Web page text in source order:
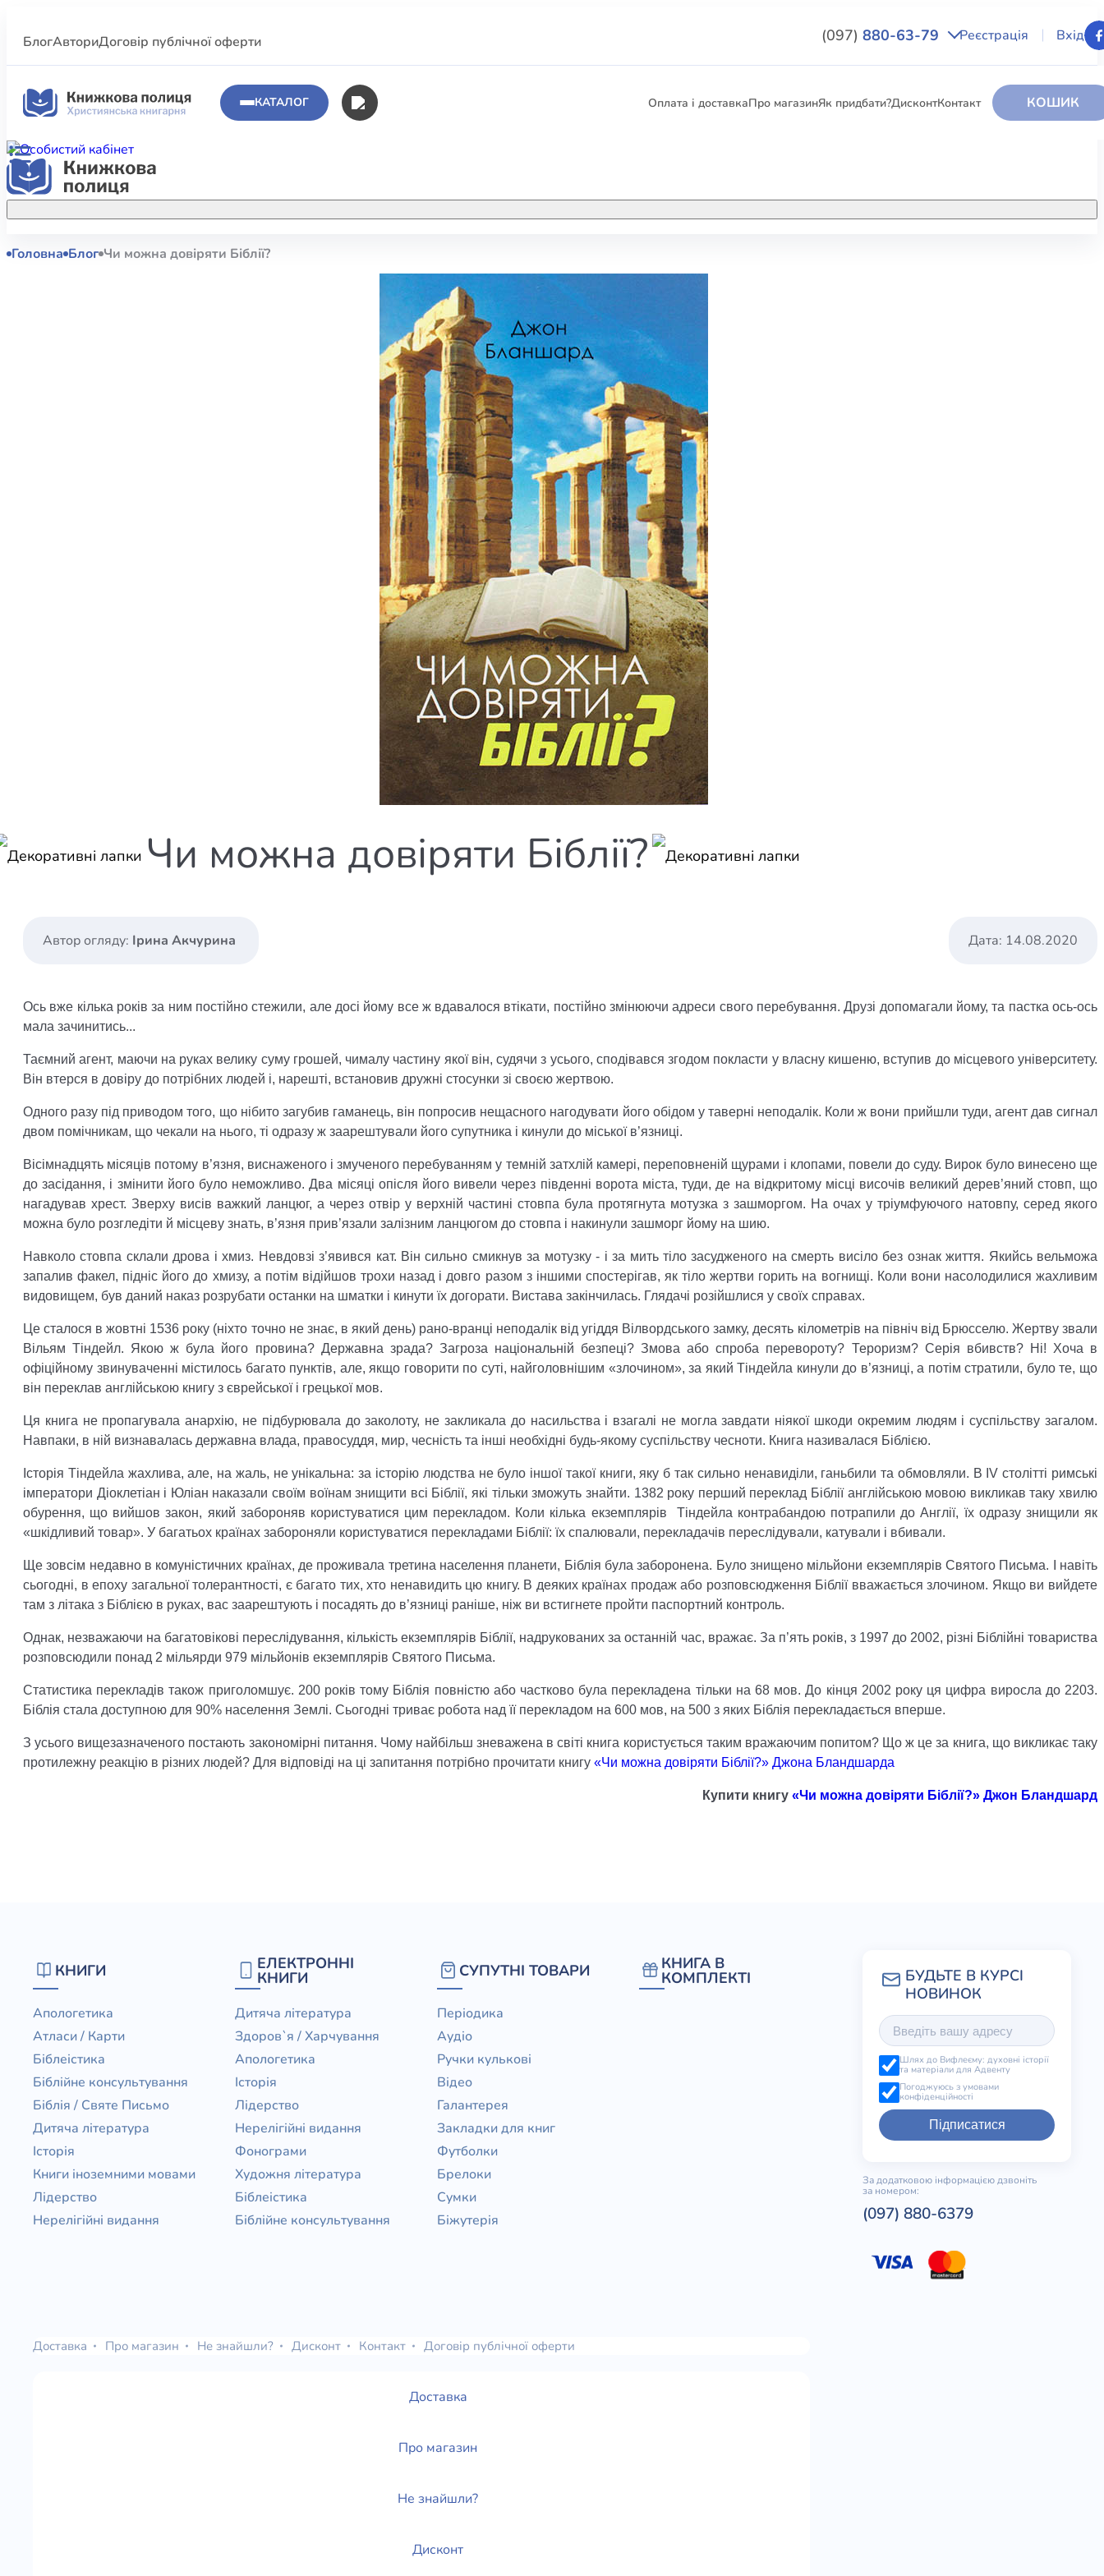
БлогАвториДоговір публічної оферти (097) 880-63-79 Реєстрація Вхід
КАТАЛОГ Оплата і доставкаПро магазинЯк придбати?ДисконтКонтакт КОШИК
Акційні пропозиції
КНИГИ
Атласи / Карти
Біблійне консультування
Біблія / Святе Письмо
Дитяча література
Книги іноземними мовами
Лідерство
Нерелігійні видання
Церковні традиції
Служіння Церкви
Публіцистика
Богослів`я
Шлюб і сім`я
Здоров`я / Харчування
Огляд релігій
ЕЛЕКТРОННІ КНИГИ
КНИГА В КОМПЛЕКТІ
Головна Блог Чи можна довіряти Біблії?
Чи можна довіряти Біблії?
Автор огляду: Ірина Акчурина Дата: 14.08.2020
Ось вже кілька років за ним постійно стежили, але досі йому все ж вдавалося втікати, постійно змінюючи адреси свого перебування. Друзі допомагали йому, та пастка ось-ось
мала зачинитись...
Таємний агент, маючи на руках велику суму грошей, чималу частину якої він, судячи з усього, сподівався згодом покласти у власну кишеню, вступив до місцевого університету.
Він втерся в довіру до потрібних людей і, нарешті, встановив дружні стосунки зі своєю жертвою.
Одного разу під приводом того, що нібито загубив гаманець, він попросив нещасного нагодувати його обідом у таверні неподалік. Коли ж вони прийшли туди, агент дав сигнал
двом помічникам, що чекали на нього, ті одразу ж заарештували його супутника і кинули до міської в’язниці.
Вісімнадцять місяців потому в’язня, виснаженого і змученого перебуванням у темній затхлій камері, переповненій щурами і клопами, повели до суду. Вирок було винесено ще
до засідання, і змінити його було неможливо. Два місяці опісля його вивели через південні ворота міста, туди, де на відкритому місці височів великий дерев’яний стовп, що
нагадував хрест. Зверху висів важкий ланцюг, а через отвір у верхній частині стовпа була протягнута мотузка з зашморгом. На очах у тріумфуючого натовпу, серед якого
можна було розгледіти й місцеву знать, в’язня прив’язали залізним ланцюгом до стовпа і накинули зашморг йому на шию.
Навколо стовпа склали дрова і хмиз. Невдовзі з’явився кат. Він сильно смикнув за мотузку - і за мить тіло засудженого на смерть висіло без ознак життя. Якийсь вельможа
запалив факел, підніс його до хмизу, а потім відійшов трохи назад і довго разом з іншими спостерігав, як тіло жертви горить на вогнищі. Коли вони насолодилися жахливим
видовищем, був даний наказ розрубати останки на шматки і кинути їх догорати. Вистава закінчилась. Глядачі розійшлися у своїх справах.
Це сталося в жовтні 1536 року (ніхто точно не знає, в який день) рано-вранці неподалік від угіддя Вілвордського замку, десять кілометрів на північ від Брюсселю. Жертву звали
Вільям Тіндейл. Якою ж була його провина? Державна зрада? Загроза національній безпеці? Змова або спроба перевороту? Тероризм? Серія вбивств? Ні! Хоча в
офіційному звинуваченні містилось багато пунктів, але, якщо говорити по суті, найголовнішим «злочином», за який Тіндейла кинули до в’язниці, а потім стратили, було те, що
він переклав англійською книгу з єврейської і грецької мов.
Ця книга не пропагувала анархію, не підбурювала до заколоту, не закликала до насильства і взагалі не могла завдати ніякої шкоди окремим людям і суспільству загалом.
Навпаки, в ній визнавалась державна влада, правосуддя, мир, чесність та інші необхідні будь-якому суспільству чесноти. Книга називалася Біблією.
Історія Тіндейла жахлива, але, на жаль, не унікальна: за історію людства не було іншої такої книги, яку б так сильно ненавиділи, ганьбили та обмовляли. В IV столітті римські
імператори Діоклетіан і Юліан наказали своїм воїнам знищити всі Біблії, які тільки зможуть знайти. 1382 року перший переклад Біблії англійською мовою викликав таку хвилю
обурення, що вийшов закон, який забороняв користуватися цим перекладом. Коли кілька екземплярів Тіндейла контрабандою потрапили до Англії, їх одразу знищили як
«шкідливий товар». У багатьох країнах забороняли користуватися перекладами Біблії: їх спалювали, перекладачів переслідували, катували і вбивали.
Ще зовсім недавно в комуністичних країнах, де проживала третина населення планети, Біблія була заборонена. Було знищено мільйони екземплярів Святого Письма. І навіть
сьогодні, в епоху загальної толерантності, є багато тих, хто ненавидить цю книгу. В деяких країнах продаж або розповсюдження Біблії вважається злочином. Якщо ви вийдете
там з літака з Біблією в руках, вас заарештують і посадять до в’язниці раніше, ніж ви встигнете пройти паспортний контроль.
Однак, незважаючи на багатовікові переслідування, кількість екземплярів Біблії, надрукованих за останній час, вражає. За п’ять років, з 1997 до 2002, різні Біблійні товариства
розповсюдили понад 2 мільярди 979 мільйонів екземплярів Святого Письма.
Статистика перекладів також приголомшує. 200 років тому Біблія повністю або частково була перекладена тільки на 68 мов. До кінця 2002 року ця цифра виросла до 2203.
Біблія стала доступною для 90% населення Землі. Сьогодні триває робота над її перекладом на 600 мов, на 500 з яких Біблія перекладається вперше.
З усього вищезазначеного постають закономірні питання. Чому найбільш зневажена в світі книга користується таким вражаючим попитом? Що ж це за книга, що викликає таку
протилежну реакцію в різних людей? Для відповіді на ці запитання потрібно прочитати книгу «Чи можна довіряти Біблії?» Джона Бландшарда
Купити книгу «Чи можна довіряти Біблії?» Джон Бландшард
КНИГИ
Апологетика
Атласи / Карти
Біблеістика
Біблійне консультування
Біблія / Святе Письмо
Дитяча література
Історія
Книги іноземними мовами
Лідерство
Нерелігійні видання
ЕЛЕКТРОННІ
КНИГИ
Дитяча література
Здоров`я / Харчування
Апологетика
Історія
Лідерство
Нерелігійні видання
Фонограми
Художня література
Біблеістика
Біблійне консультування
СУПУТНІ ТОВАРИ
Періодика
Аудіо
Ручки кулькові
Відео
Галантерея
Закладки для книг
Футболки
Брелоки
Сумки
Біжутерія
КНИГА В
КОМПЛЕКТІ
Шлях до Вифлеєму: духовні історії
та матеріали для Адвенту
Погоджуюсь з умовами
конфіденційності
Підписатися
За додатковою інформацією дзвоніть
за номером:
(097) 880-6379
Доставка Про магазин Не знайшли? Дисконт Контакт Договір публічної оферти
Доставка
Про магазин
Не знайшли?
Дисконт